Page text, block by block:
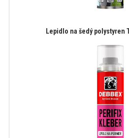
Lepidlo na šedý polystyren